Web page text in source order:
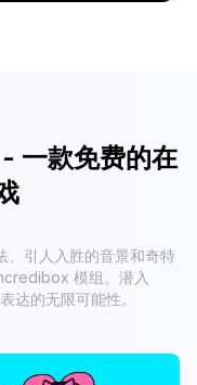
一款免费的在
引人入胜的音景和奇特
模组。潜入
达的无限可能性。